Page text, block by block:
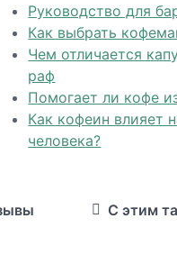
Руководство для
Как выбрать
Чем отличается
раф
Помогает ли кофе
Как кофеин влияет
человека?
С этим